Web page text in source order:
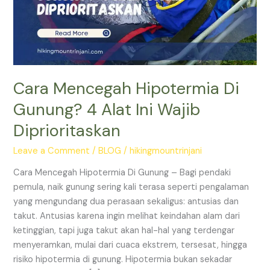
Cara Mencegah Hipotermia Di
Gunung? 4 Alat Ini Wajib
Diprioritaskan
Leave a Comment /BLOG /hikingmountrinjani
Cara Mencegah Hipotermia Di Gunung – Bagi pendaki
pemula, naik gunung sering kali terasa seperti pengalaman
yang mengundang dua perasaan sekaligus: antusias dan
takut. Antusias karena ingin melihat keindahan alam dari
ketinggian, tapi juga takut akan hal-hal yang terdengar
menyeramkan, mulai dari cuaca ekstrem, tersesat, hingga
risiko hipotermia di gunung. Hipotermia bukan sekadar
Diprioritaskan